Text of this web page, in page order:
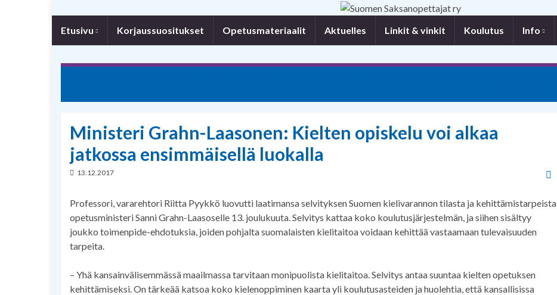
Etusivu Korjaussuositukset Opetusmateriaalit Aktuelles Linkit & vinkit Koulutus Info
Ministeri Grahn-Laasonen: Kielten opiskelu voi alkaa
jatkossa ensimmäisellä luokalla
13.12.2017
Professori, vararehtori Riitta Pyykkö luovutti laatimansa selvityksen Suomen kielivarannon tilasta ja kehittämistarpeista
opetusministeri Sanni Grahn-Laasoselle 13. joulukuuta. Selvitys kattaa koko koulutusjärjestelmän, ja siihen sisältyy
joukko toimenpide-ehdotuksia, joiden pohjalta suomalaisten kielitaitoa voidaan kehittää vastaamaan tulevaisuuden
tarpeita.
– Yhä kansainvälisemmässä maailmassa tarvitaan monipuolista kielitaitoa. Selvitys antaa suuntaa kielten opetuksen
kehittämiseksi. On tärkeää katsoa koko kielenoppiminen kaarta yli koulutusasteiden ja huolehtia, että kansallisissa